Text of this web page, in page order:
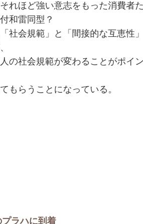
れほど強い意志をもった消費者
和雷同型？
社会規範」と「間接的な互恵性
の社会規範が変わることがポイ
もらうことになっている。
ラハに到着